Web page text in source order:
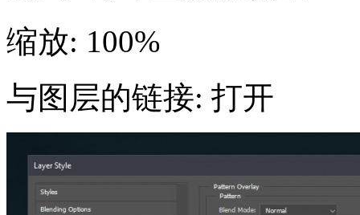
缩放: 100%
与图层的链接: 打开